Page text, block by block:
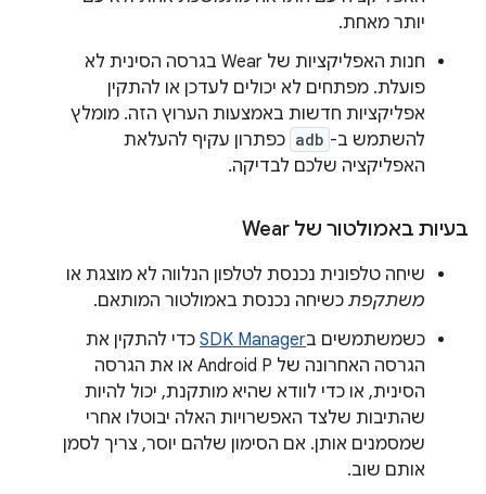
יותר מאחת.
חנות האפליקציות של Wear בגרסה הסינית לא
פועלת. מפתחים לא יכולים לעדכן או להתקין
אפליקציות חדשות באמצעות הערוץ הזה. מומלץ
להשתמש ב- adb כפתרון עקיף להעלאת
האפליקציה שלכם לבדיקה.
בעיות באמולטור של Wear
שיחה טלפונית נכנסת לטלפון הנלווה לא מוצגת או
משתקפת כשיחה נכנסת באמולטור המותאם.
כשמשתמשים בSDK Manager כדי להתקין את
הגרסה האחרונה של Android P או את הגרסה
הסינית, או כדי לוודא שהיא מותקנת, יכול להיות
שהתיבות שלצד האפשרויות האלה יבוטלו אחרי
שמסמנים אותן. אם הסימון שלהם יוסר, צריך לסמן
אותם שוב.